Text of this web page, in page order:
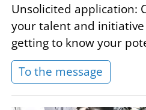
Unsolicited application:
your talent and
getting to know your
To the message